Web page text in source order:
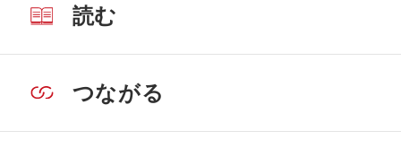
読む
つながる